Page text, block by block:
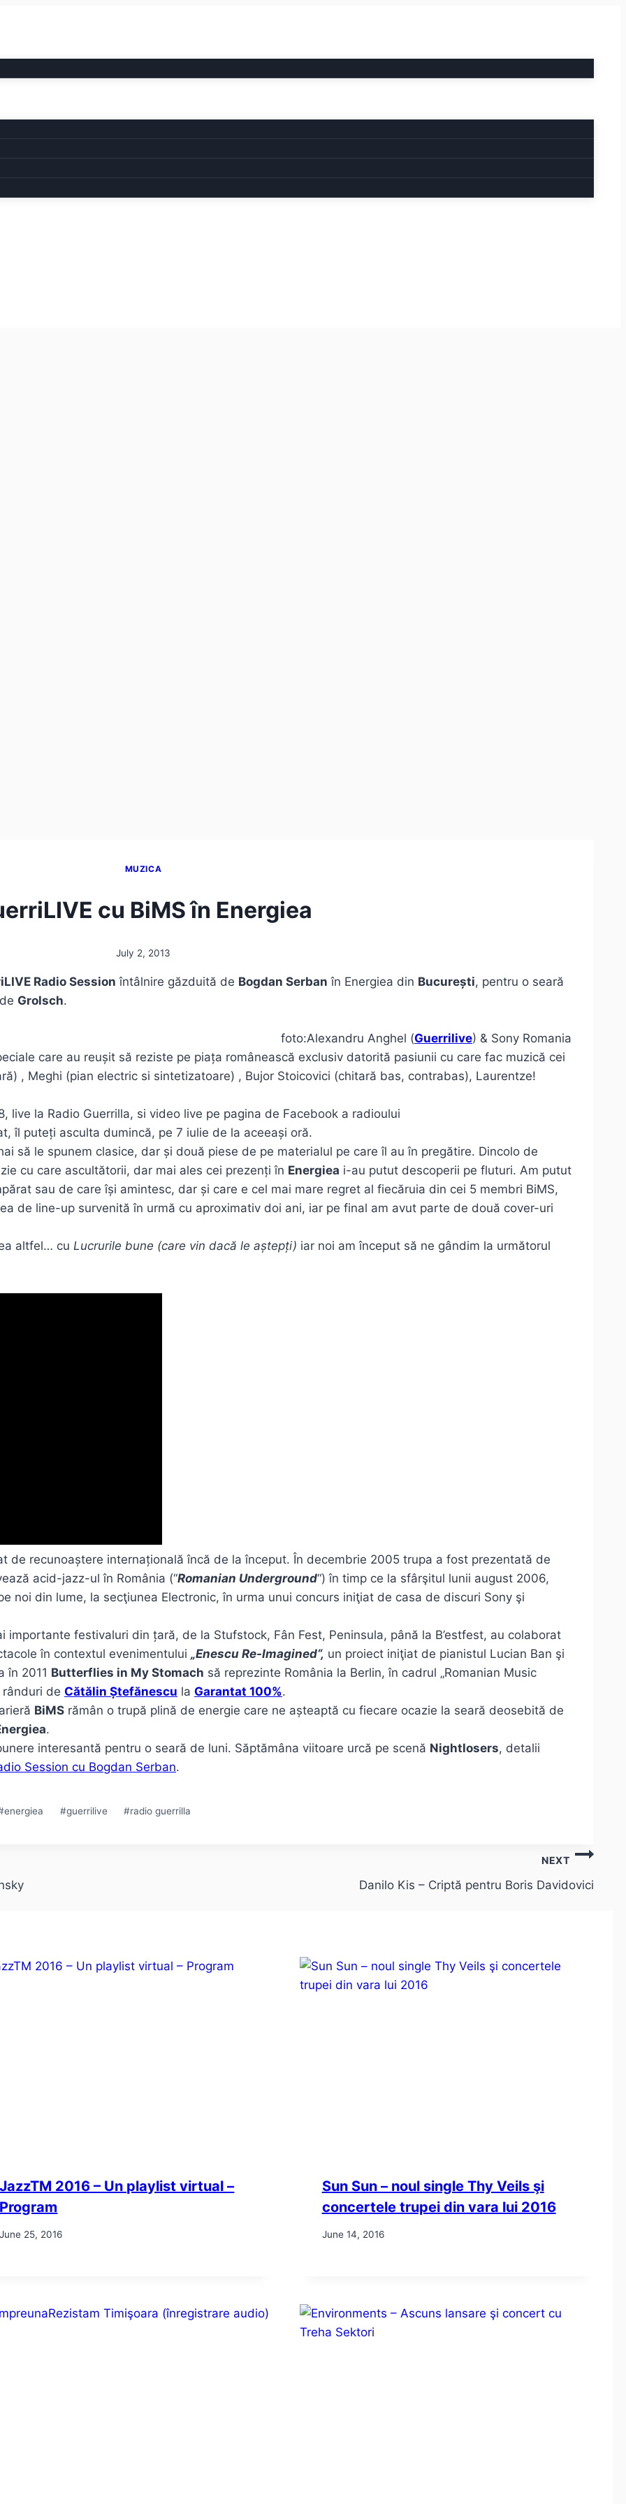
MUZICA
cu BiMS în Energiea
July 2, 2013
Radio Session întâlnire găzduită de Bogdan Serban în Energiea din București, pentru o seară
Grolsch.
foto:Alexandru Anghel (Guerrilive) & Sony Romania
care au reușit să reziste pe piața românească exclusiv datorită pasiunii cu care fac muzică cei
, Meghi (pian electric si sintetizatoare) , Bujor Stoicovici (chitară bas, contrabas), Laurentze!
live la Radio Guerrilla, si video live pe pagina de Facebook a radioului
îl puteți asculta dumincă, pe 7 iulie de la aceeași oră.
să le spunem clasice, dar și două piese de pe materialul pe care îl au în pregătire. Dincolo de
cu care ascultătorii, dar mai ales cei prezenți în Energiea i-au putut descoperii pe fluturi. Am putut
sau de care își amintesc, dar și care e cel mai mare regret al fiecăruia din cei 5 membri BiMS,
de line-up survenită în urmă cu aproximativ doi ani, iar pe final am avut parte de două cover-uri
altfel… cu Lucrurile bune (care vin dacă le aștepți) iar noi am început să ne gândim la următorul
recunoaștere internațională încă de la început. În decembrie 2005 trupa a fost prezentată de
acid-jazz-ul în România (“Romanian Underground“) în timp ce la sfârşitul lunii august 2006,
noi din lume, la secţiunea Electronic, în urma unui concurs iniţiat de casa de discuri Sony şi
festivaluri din țară, de la Stufstock, Fân Fest, Peninsula, până la B’estfest, au colaborat
în contextul evenimentului „Enescu Re-Imagined“, un proiect iniţiat de pianistul Lucian Ban şi
în 2011 Butterflies in My Stomach să reprezinte România la Berlin, în cadrul „Romanian Music
de Cătălin Ștefănescu la Garantat 100%.
BiMS rămân o trupă plină de energie care ne așteaptă cu fiecare ocazie la seară deosebită de
.
interesantă pentru o seară de luni. Săptămâna viitoare urcă pe scenă Nightlosers, detalii
Session cu Bogdan Serban.
energiea #guerrilive #radio guerrilla
NEXT
Danilo Kis – Criptă pentru Boris Davidovici
JazzTM 2016 – Un playlist virtual –
Program
June 25, 2016
Sun Sun – noul single Thy Veils şi
concertele trupei din vara lui 2016
June 14, 2016